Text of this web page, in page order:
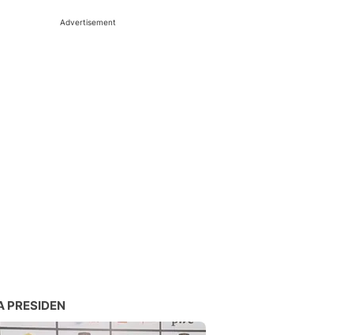
Advertisement
PRESIDEN